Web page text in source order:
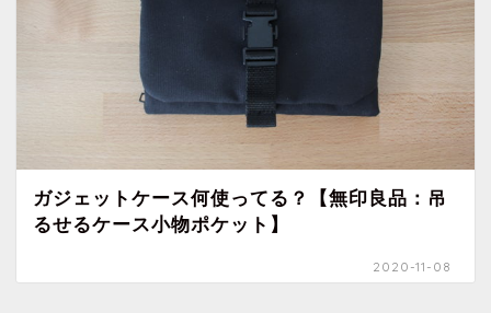
ガジェットケース何使ってる？【無印良品：吊
るせるケース小物ポケット】
2020-11-08